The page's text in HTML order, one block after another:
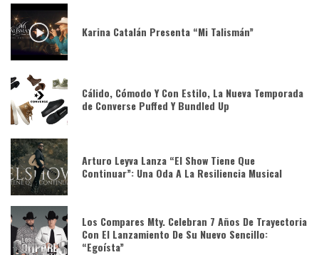
Karina Catalán Presenta “Mi Talismán”
Cálido, Cómodo Y Con Estilo, La Nueva Temporada
de Converse Puffed Y Bundled Up
Arturo Leyva Lanza “El Show Tiene Que
Continuar”: Una Oda A La Resiliencia Musical
Los Compares Mty. Celebran 7 Años De Trayectoria
Con El Lanzamiento De Su Nuevo Sencillo:
“Egoísta”